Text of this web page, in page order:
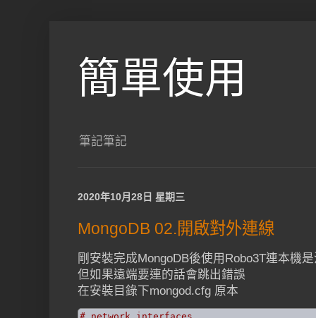
簡單使用
筆記筆記
2020年10月28日 星期三
MongoDB 02.開啟對外連線
剛安裝完成MongoDB後使用Robo3T連本機
但如果遠端要連的話會跳出錯誤
在安裝目錄下mongod.cfg 原本